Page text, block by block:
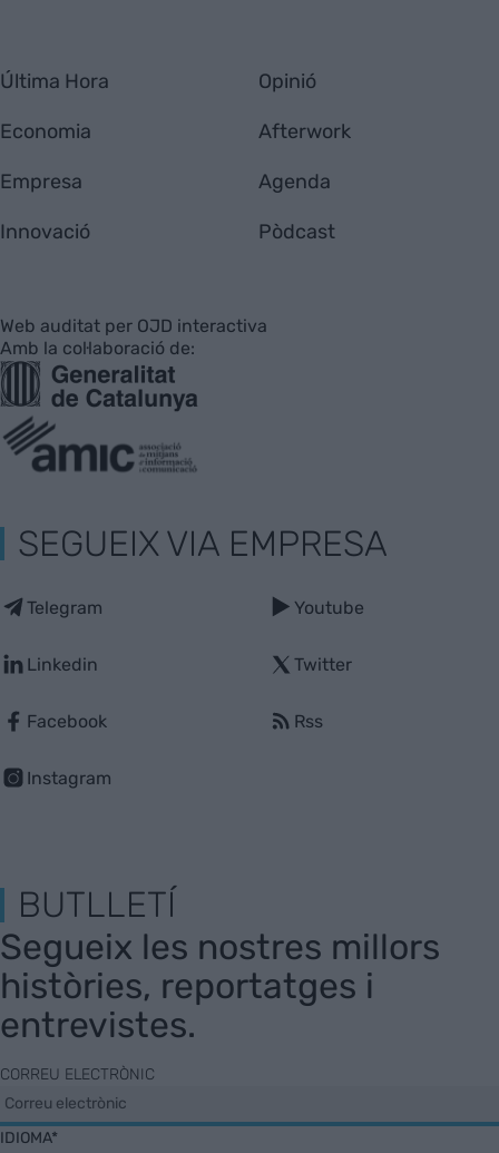
Última Hora
Economia
Empresa
Innovació
Opinió
Afterwork
Agenda
Pòdcast
Web auditat per OJD interactiva
Amb la col·laboració de:
SEGUEIX VIA EMPRESA
Telegram
Linkedin
Facebook
Instagram
Youtube
Twitter
Rss
BUTLLETÍ
Segueix les nostres millors
històries, reportatges i
entrevistes.
CORREU ELECTRÒNIC
IDIOMA*